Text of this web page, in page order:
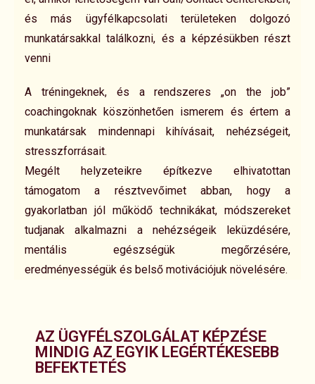
és más ügyfélkapcsolati területeken dolgozó
munkatársakkal találkozni, és a képzésükben részt
venni
A tréningeknek, és a rendszeres „on the job”
coachingoknak köszönhetően ismerem és értem a
munkatársak mindennapi kihívásait, nehézségeit,
stresszforrásait.
Megélt helyzeteikre építkezve elhivatottan
támogatom a résztvevőimet abban, hogy a
gyakorlatban jól működő technikákat, módszereket
tudjanak alkalmazni a nehézségeik leküzdésére,
mentális egészségük megőrzésére,
eredményességük és belső motivációjuk növelésére.
AZ ÜGYFÉLSZOLGÁLAT KÉPZÉSE
MINDIG AZ EGYIK LEGÉRTÉKESEBB
BEFEKTETÉS